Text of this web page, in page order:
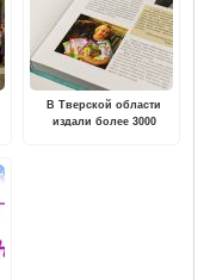
В Тверской области
издали более 3000